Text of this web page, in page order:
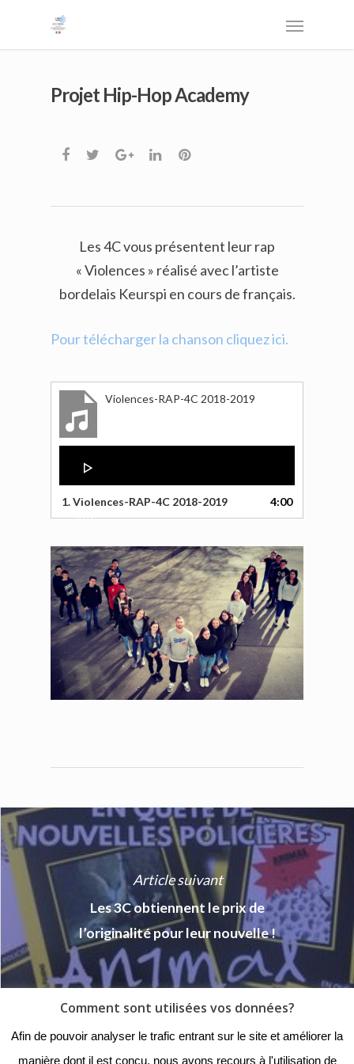
Projet Hip-Hop Academy
Les 4C vous présentent leur rap
« Violences » réalisé avec l’artiste
bordelais Keurspi en cours de français.
Pour télécharger la chanson cliquez ici.
Violences-RAP-4C 2018-2019
audio
00:00
00:00
1.Violences-RAP-4C 2018-2019 4:00
Article suivant
Les 3C obtiennent le prix de
l’originalité pour leur nouvelle !
© 2018 - Collège Henri de
Comment sont utilisées vos données?
Afin de pouvoir analyser le trafic entrant sur le site et améliorer la
manière dont il est conçu, nous avons recours à l'utilisation de